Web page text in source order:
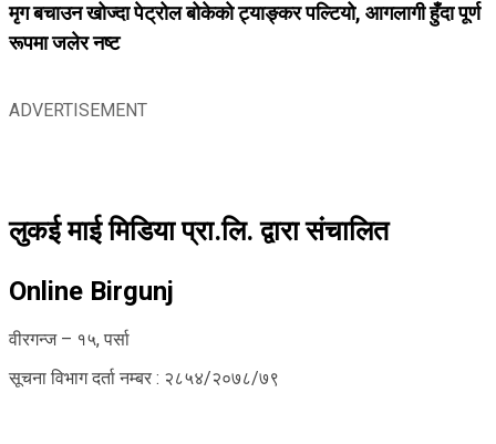
मृग बचाउन खोज्दा पेट्रोल बोकेको ट्याङ्कर पल्टियो, आगलागी हुँदा पूर्ण
रूपमा जलेर नष्ट
ADVERTISEMENT
लुकई माई मिडिया प्रा.लि. द्वारा संचालित
Online Birgunj
वीरगन्ज – १५, पर्सा
सूचना विभाग दर्ता नम्बर : २८५४/२०७८/७९